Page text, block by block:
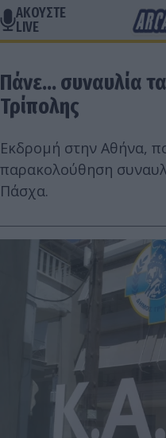
ΑΚΟΥΣΤΕ
LIVE
Πάνε... συναυλία
Τρίπολης
Εκδρομή στην Αθήνα,
παρακολούθηση
Πάσχα.